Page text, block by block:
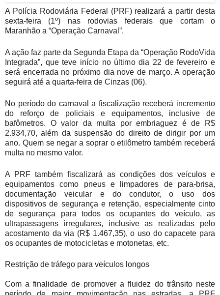
A Polícia Rodoviária Federal (PRF) realizará a partir desta
sexta-feira (1º) nas rodovias federais que cortam o
Maranhão a “Operação Carnaval”.
A ação faz parte da Segunda Etapa da “Operação RodoVida
Integrada”, que teve início no último dia 22 de fevereiro e
será encerrada no próximo dia nove de março. A operação
seguirá até a quarta-feira de Cinzas (06).
No período do carnaval a fiscalização receberá incremento
do reforço de policiais e equipamentos, inclusive de
bafômetros. O valor da multa por embriaguez é de R$
2.934,70, além da suspensão do direito de dirigir por um
ano. Quem se negar a soprar o etilômetro também receberá
multa no mesmo valor.
A PRF também fiscalizará as condições dos veículos e
equipamentos como pneus e limpadores de para-brisa,
documentação veicular e do condutor, o uso dos
dispositivos de segurança e retenção, especialmente cinto
de segurança para todos os ocupantes do veículo, as
ultrapassagens irregulares, inclusive as realizadas pelo
acostamento da via (R$ 1.467,35), o uso do capacete para
os ocupantes de motocicletas e motonetas, etc.
Restrição de tráfego para veículos longos
Com a finalidade de promover a fluidez do trânsito neste